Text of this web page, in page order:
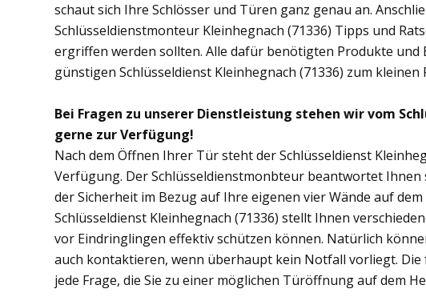
schaut sich Ihre Schlösser und Türen ganz genau an.
Schlüsseldienstmonteur Kleinhegnach (71336) Tipps und
ergriffen werden sollten. Alle dafür benötigten Produkte und
günstigen Schlüsseldienst Kleinhegnach (71336) zum kleinen
Bei Fragen zu unserer Dienstleistung stehen wir vom
gerne zur Verfügung!
Nach dem Öffnen Ihrer Tür steht der Schlüsseldienst
Verfügung. Der Schlüsseldienstmonbteur beantwortet Ihnen
der Sicherheit im Bezug auf Ihre eigenen vier Wände auf
Schlüsseldienst Kleinhegnach (71336) stellt Ihnen
vor Eindringlingen effektiv schützen können. Natürlich
auch kontaktieren, wenn überhaupt kein Notfall vorliegt.
jede Frage, die Sie zu einer möglichen Türöffnung auf dem